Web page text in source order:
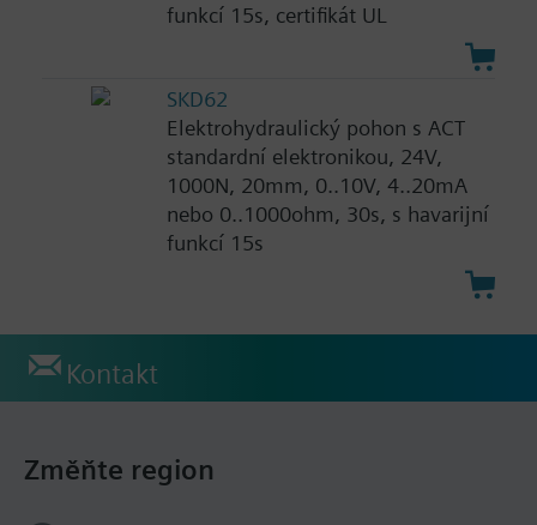
funkcí 15s, certifikát UL
SKD62
Elektrohydraulický pohon s ACT
standardní elektronikou, 24V,
1000N, 20mm, 0..10V, 4..20mA
nebo 0..1000ohm, 30s, s havarijní
funkcí 15s
Kontakt
Změňte region